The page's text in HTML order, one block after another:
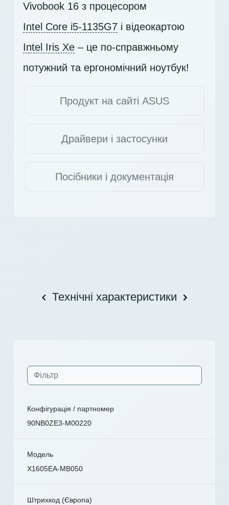
Vivobook 16 з процесором
Intel Core i5-1135G7 і відеокартою
Intel Iris Xe – це по-справжньому
потужний та ергономічний ноутбук!
Продукт на сайті ASUS
Драйвери і застосунки
Посібники і документація
Технічні характеристики
Конфігурація / партномер
90NB0ZE3-M00220
Модель
X1605EA-MB050
Штрихкод (Європа)